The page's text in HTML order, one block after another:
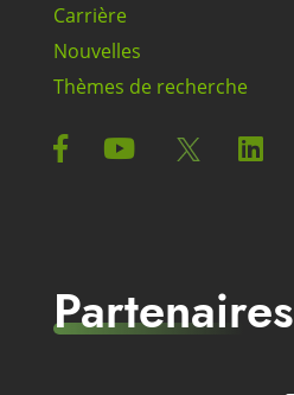
Carrière
Nouvelles
Thèmes de recherche
Partenaires